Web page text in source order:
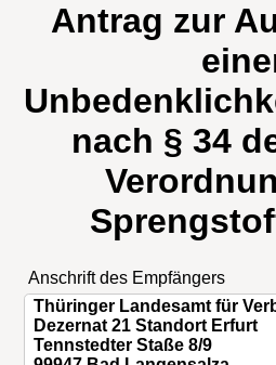
Antrag zur
nach § 34
Anschrift des Empfängers